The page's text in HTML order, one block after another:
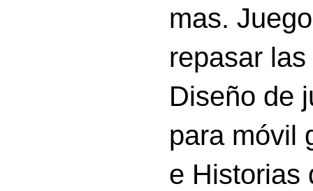
mas.
repasar
Diseño de
para móvil
e Historias